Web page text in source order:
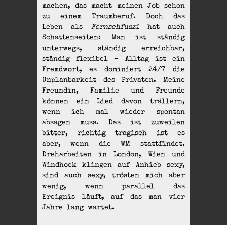
machen, das macht meinen Job schon
zu einem Traumberuf. Doch das
Leben als Fernsehfuzzihat auch
Schattenseiten: Man ist ständig
unterwegs, ständig erreichbar,
ständig flexibel – Alltag ist ein
Fremdwort, es dominiert 24/7 die
Unplanbarkeit des Privaten. Meine
Freundin, Familie und Freunde
können ein Lied davon trällern,
wenn ich mal wieder spontan
absagen muss. Das ist zuweilen
bitter, richtig tragisch ist es
aber, wenn die WM stattfindet.
Dreharbeiten in London, Wien und
Windhoek klingen auf Anhieb sexy,
sind auch sexy, trösten mich aber
wenig, wenn parallel das
Ereignis läuft, auf das man vier
Jahre lang wartet.